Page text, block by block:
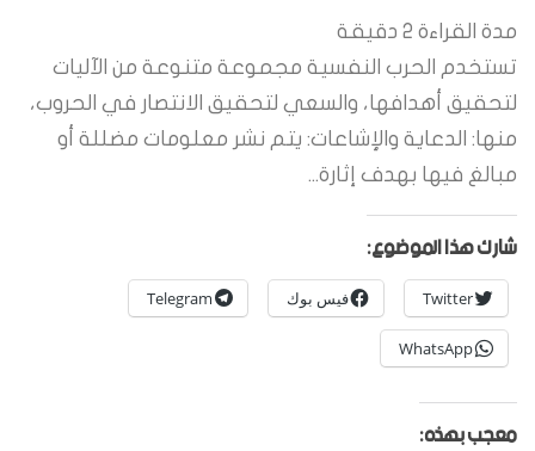
مدة القراءة 2 دقيقة
تستخدم الحرب النفسية مجموعة متنوعة من الآليات
لتحقيق أهدافها، والسعي لتحقيق الانتصار في الحروب،
منها: الدعاية والإشاعات: يتم نشر معلومات مضللة أو
مبالغ فيها بهدف إثارة...
شارك هذا الموضوع:
Twitter فيس بوك Telegram
WhatsApp
معجب بهذه: